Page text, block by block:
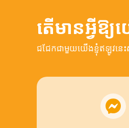
តើមានអ្វីឱ្
ជជែកជាមួយយើងខ្ញុំឥឡូវនេ